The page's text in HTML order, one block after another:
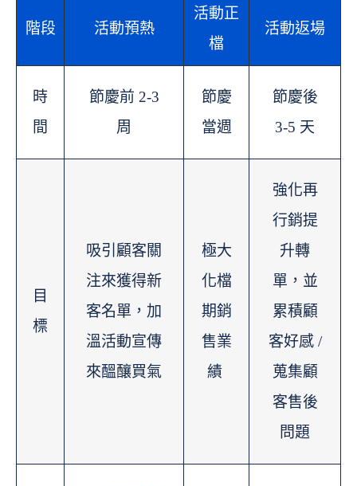
階段 活動預熱
活動正
檔
活動返場
時
間
節慶前 2-3
周
節慶
當週
節慶後
3-5 天
目
標
吸引顧客關
注來獲得新
客名單，加
溫活動宣傳
來醞釀買氣
極大
化檔
期銷
售業
績
強化再
行銷提
升轉
單，並
累積顧
客好感 /
蒐集顧
客售後
問題